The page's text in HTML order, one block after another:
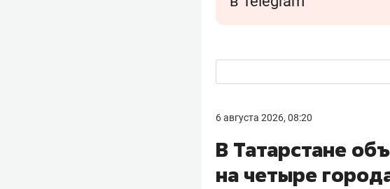
6 августа 2026, 08:20
В Татарстане
на четыре